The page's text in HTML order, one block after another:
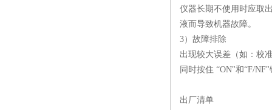
仪器长期不使用时应取
液而导致机器故障。
3）故障排除
出现较大误差（如：校
同时按住 “ON"和“F/
出厂清单